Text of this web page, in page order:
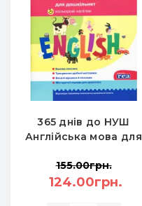
365 днів до НУШ
Англійська мова для
О.Л.
155.00грн.
124.00грн.